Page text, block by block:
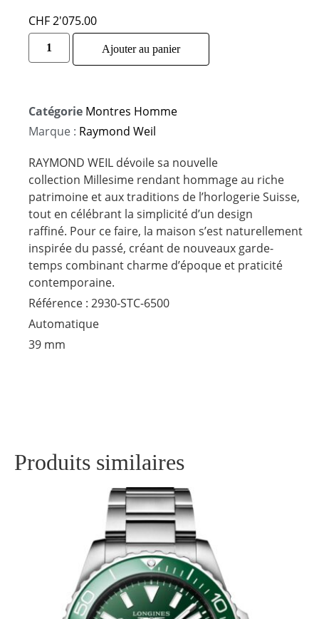
CHF2'075.00
Ajouter au panier
Catégorie Montres Homme
Marque : Raymond Weil
RAYMOND WEIL dévoile sa nouvelle
collection Millesime rendant hommage au riche
patrimoine et aux traditions de l’horlogerie Suisse,
tout en célébrant la simplicité d’un design
raffiné. Pour ce faire, la maison s’est naturellement
inspirée du passé, créant de nouveaux garde-
temps combinant charme d’époque et praticité
contemporaine.
Référence : 2930-STC-6500
Automatique
39 mm
Produits similaires